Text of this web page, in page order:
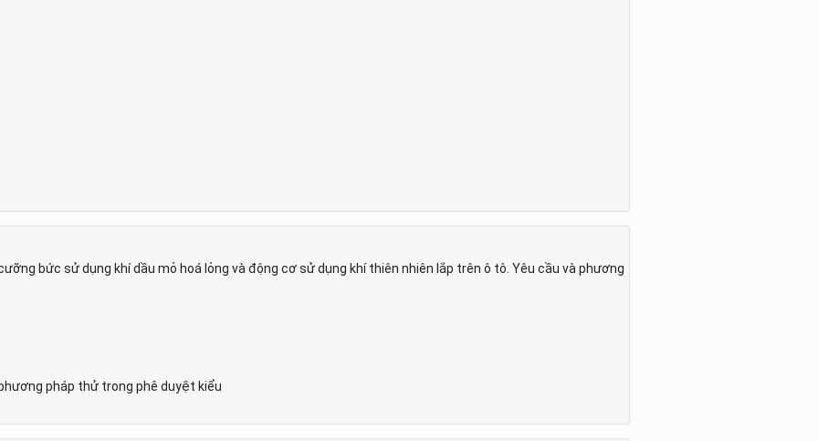
bức sử dụng khí dầu mỏ hoá lỏng và động cơ sử dụng khí thiên nhiên lắp trên ô tô. Yêu cầu và phương
pháp thử trong phê duyệt kiểu